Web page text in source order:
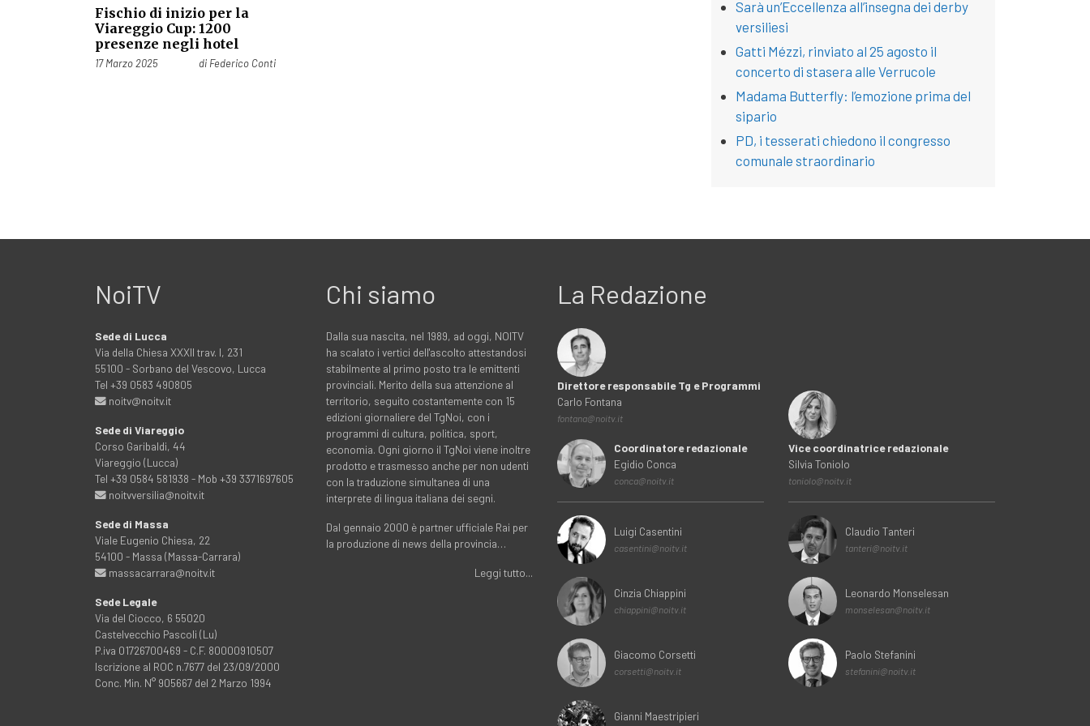
Fischio di inizio per la
Viareggio Cup: 1200
presenze negli hotel
Pubblicato il
17 Marzo 2025 di Federico Conti
Sarà un’Eccellenza all’insegna dei derby
versiliesi
Gatti Mézzi, rinviato al 25 agosto il
concerto di stasera alle Verrucole
Madama Butterfly: l’emozione prima del
sipario
PD, i tesserati chiedono il congresso
comunale straordinario
NoiTV
Sede di Lucca
Via della Chiesa XXXII trav. I, 231
55100 - Sorbano del Vescovo, Lucca
Tel +39 0583 490805
noitv@noitv.it
Sede di Viareggio
Corso Garibaldi, 44
Viareggio (Lucca)
Tel +39 0584 581938 - Mob +39 3371697605
noitvversilia@noitv.it
Sede di Massa
Viale Eugenio Chiesa, 22
54100 - Massa (Massa-Carrara)
massacarrara@noitv.it
Sede Legale
Via del Ciocco, 6 55020
Castelvecchio Pascoli (Lu)
P.iva 01726700469 - C.F. 80000910507
Iscrizione al ROC n.7677 del 23/09/2000
Conc. Min. N° 905667 del 2 Marzo 1994
Chi siamo
Dalla sua nascita, nel 1989, ad oggi, NOITV
ha scalato i vertici dell'ascolto attestandosi
stabilmente al primo posto tra le emittenti
provinciali. Merito della sua attenzione al
territorio, seguito costantemente con 15
edizioni giornaliere del TgNoi, con i
programmi di cultura, politica, sport,
economia. Ogni giorno il TgNoi viene inoltre
prodotto e trasmesso anche per non udenti
con la traduzione simultanea di una
interprete di lingua italiana dei segni.
Dal gennaio 2000 è partner ufficiale Rai per
la produzione di news della provincia…
Leggi tutto...
La Redazione
Direttore responsabile Tg e Programmi
Carlo Fontana
fontana@noitv.it
Coordinatore redazionale
Egidio Conca
conca@noitv.it
Luigi Casentini
casentini@noitv.it
Cinzia Chiappini
chiappini@noitv.it
Giacomo Corsetti
corsetti@noitv.it
Gianni Maestripieri
Vice coordinatrice redazionale
Silvia Toniolo
toniolo@noitv.it
Claudio Tanteri
tanteri@noitv.it
Leonardo Monselesan
monselesan@noitv.it
Paolo Stefanini
stefanini@noitv.it